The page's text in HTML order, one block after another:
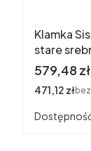
Klamka
stare
Cena
579,48 zł
Cena
471,12 złbez